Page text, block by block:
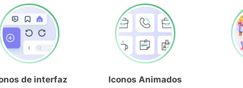
de interfaz Iconos Animados